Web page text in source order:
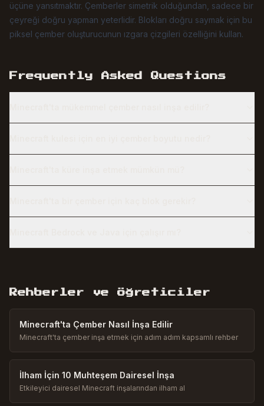
üçüne yansıtmaktır. Çemberler simetrik olduğundan, sadece bir
çeyreği doğru yapman yeterlidir. Blokları doğru saymak için bu
piksel çember oluşturucunun ızgara çizgileri özelliğini kullan.
Frequently Asked Questions
Rehberler ve Öğreticiler
Minecraft'ta Çember Nasıl İnşa Edilir
Minecraft'ta çember inşa etmek için adım adım kapsamlı rehber
İlham İçin 10 Muhteşem Dairesel İnşa
Etkileyici dairesel Minecraft inşalarından ilham al